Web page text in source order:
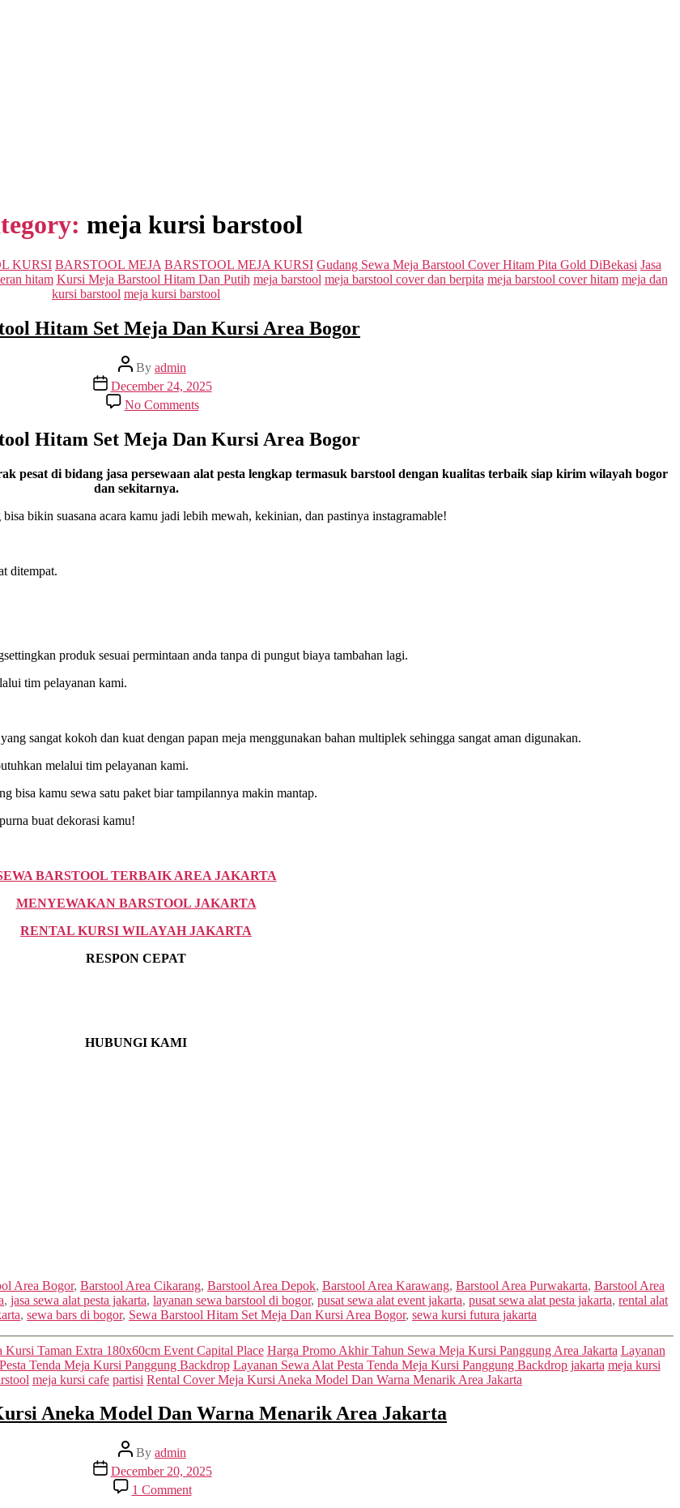
meja kursi barstool
Categories
KURSI BARSTOOL MEJA BARSTOOL MEJA KURSI Gudang Sewa Meja Barstool Cover Hitam Pita Gold DiBekasi Jasa
hitam Kursi Meja Barstool Hitam Dan Putih meja barstool meja barstool cover dan berpita meja barstool cover hitam meja dan
kursi barstool meja kursi barstool
Hitam Set Meja Dan Kursi Area Bogor
Post
author
By admin
Post
date
December 24, 2025
No Commentson
Sewa
Hitam
Meja
Area
Hitam Set Meja Dan Kursi Area Bogor
pesat di bidang jasa persewaan alat pesta lengkap termasuk barstool dengan kualitas terbaik siap kirim wilayah bogor
dan sekitarnya.
bikin suasana acara kamu jadi lebih mewah, kekinian, dan pastinya instagramable!
ditempat.
produk sesuai permintaan anda tanpa di pungut biaya tambahan lagi.
tim pelayanan kami.
sangat kokoh dan kuat dengan papan meja menggunakan bahan multiplek sehingga sangat aman digunakan.
melalui tim pelayanan kami.
bisa kamu sewa satu paket biar tampilannya makin mantap.
buat dekorasi kamu!
BARSTOOL TERBAIK AREA JAKARTA
MENYEWAKAN BARSTOOL JAKARTA
RENTAL KURSI WILAYAH JAKARTA
RESPON CEPAT
HUBUNGI KAMI
Area Bogor, Barstool Area Cikarang, Barstool Area Depok, Barstool Area Karawang, Barstool Area Purwakarta, Barstool Area
, jasa sewa alat pesta jakarta, layanan sewa barstool di bogor, pusat sewa alat event jakarta, pusat sewa alat pesta jakarta, rental alat
, sewa bars di bogor, Sewa Barstool Hitam Set Meja Dan Kursi Area Bogor, sewa kursi futura jakarta
Categories
Kursi Taman Extra 180x60cm Event Capital Place Harga Promo Akhir Tahun Sewa Meja Kursi Panggung Area Jakarta Layanan
Tenda Meja Kursi Panggung Backdrop Layanan Sewa Alat Pesta Tenda Meja Kursi Panggung Backdrop jakarta meja kursi
meja kursi cafe partisi Rental Cover Meja Kursi Aneka Model Dan Warna Menarik Area Jakarta
Aneka Model Dan Warna Menarik Area Jakarta
Post
author
By admin
Post
date
December 20, 2025
1 Commenton
Rental